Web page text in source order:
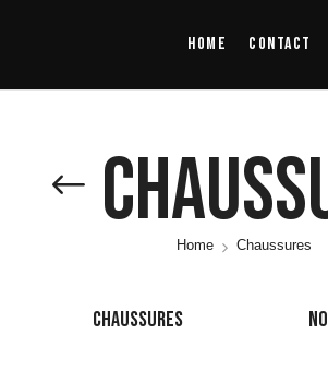
Home Contact
Home Chaussures
CHAUSSURES